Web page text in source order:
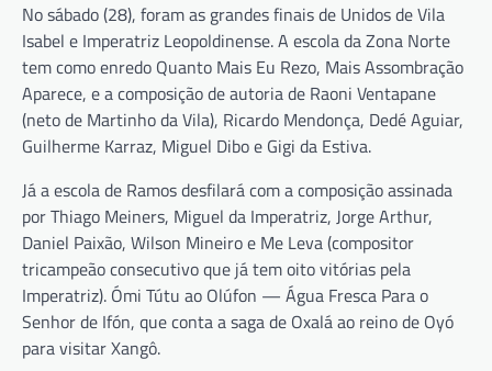
No sábado (28), foram as grandes finais de Unidos de Vila
Isabel e Imperatriz Leopoldinense. A escola da Zona Norte
tem como enredo Quanto Mais Eu Rezo, Mais Assombração
Aparece, e a composição de autoria de Raoni Ventapane
(neto de Martinho da Vila), Ricardo Mendonça, Dedé Aguiar,
Guilherme Karraz, Miguel Dibo e Gigi da Estiva.
Já a escola de Ramos desfilará com a composição assinada
por Thiago Meiners, Miguel da Imperatriz, Jorge Arthur,
Daniel Paixão, Wilson Mineiro e Me Leva (compositor
tricampeão consecutivo que já tem oito vitórias pela
Imperatriz). Ómi Tútu ao Olúfon — Água Fresca Para o
Senhor de Ifón, que conta a saga de Oxalá ao reino de Oyó
para visitar Xangô.